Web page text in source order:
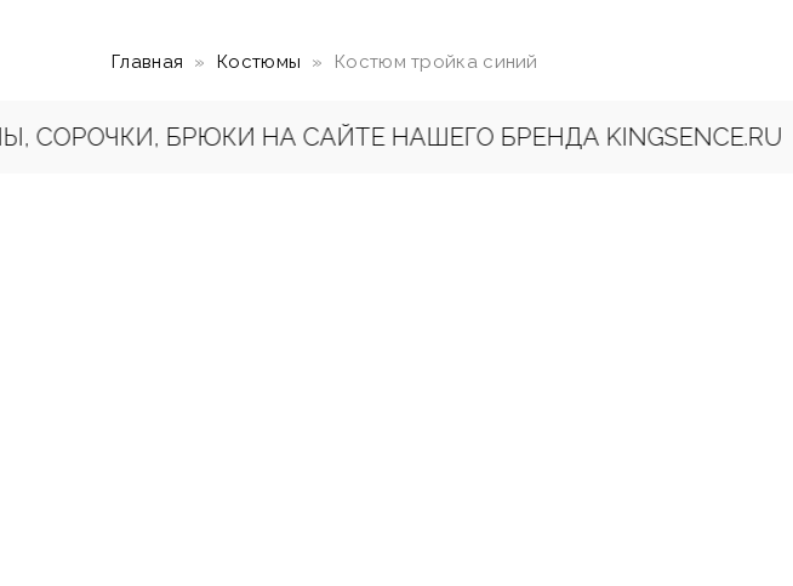
Главная Костюмы Костюм тройка синий
БРЮКИ НА САЙТЕ НАШЕГО БРЕНДА KINGSENCE.RU